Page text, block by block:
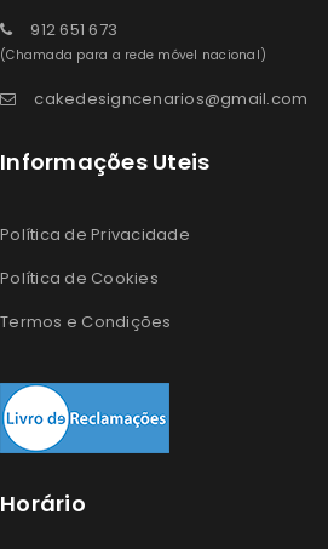
912 651 673
(Chamada para a rede móvel nacional)
cakedesigncenarios@gmail.com
Informações Uteis
Política de Privacidade
Política de Cookies
Termos e Condições
Horário